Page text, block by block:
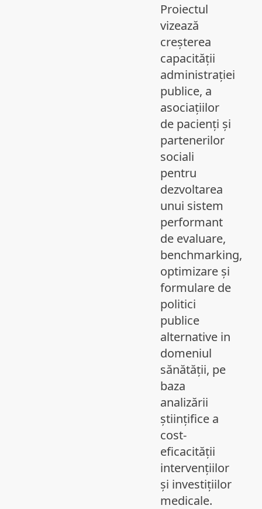
Proiectul
vizează
creșterea
capacității
administrației
publice, a
asociațiilor
de pacienți și
partenerilor
sociali
pentru
dezvoltarea
unui sistem
performant
de evaluare,
benchmarking,
optimizare și
formulare de
politici
publice
alternative in
domeniul
sănătății, pe
baza
analizării
științifice a
cost-
eficacității
intervențiilor
și investițiilor
medicale.